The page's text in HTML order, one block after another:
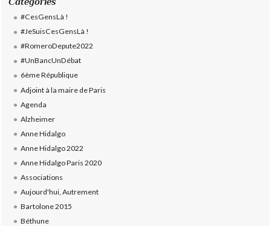
#CesGensLà !
#JeSuisCesGensLà !
#RomeroDepute2022
#UnBancUnDébat
6ème République
Adjoint à la maire de Paris
Agenda
Alzheimer
Anne Hidalgo
Anne Hidalgo 2022
Anne Hidalgo Paris 2020
Associations
Aujourd'hui, Autrement
Bartolone 2015
Béthune